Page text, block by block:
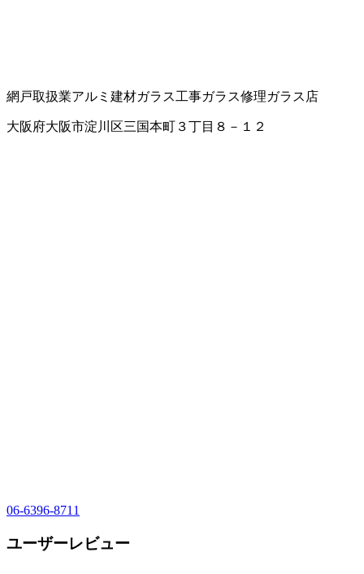
網戸取扱業アルミ建材ガラス工事ガラス修理ガラス店
大阪府大阪市淀川区三国本町３丁目８－１２
06-6396-8711
ユーザーレビュー